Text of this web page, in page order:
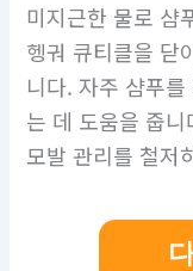
미지근한 물로 샴
헹궈 큐티클을 닫
니다. 자주 샴푸
는 데 도움을 줍
모발 관리를 철저